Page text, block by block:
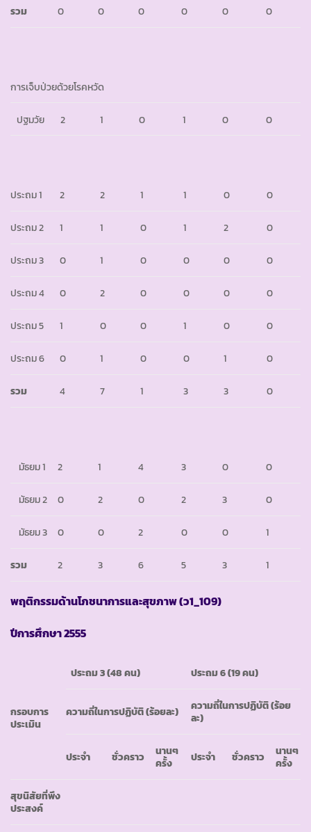
รวม 0 0 0 0 0 0
การเจ็บป่วยด้วยโรคหวัด
ปฐมวัย 2 1 0 1 0 0
ประถม 1 2 2 1 1 0 0
ประถม 2 1 1 0 1 2 0
ประถม 3 0 1 0 0 0 0
ประถม 4 0 2 0 0 0 0
ประถม 5 1 0 0 1 0 0
ประถม 6 0 1 0 0 1 0
รวม 4 7 1 3 3 0
มัธยม 1 2 1 4 3 0 0
มัธยม 2 0 2 0 2 3 0
มัธยม 3 0 0 2 0 0 1
รวม 2 3 6 5 3 1
พฤติกรรมด้านโภชนาการและสุขภาพ(ว1_109)
ปีการศึกษา2555
กรอบการ
ประเมิน
ประถม3 (48 คน) ประถม6 (19 คน)
ความถี่ในการปฏิบัติ(ร้อยละ) ความถี่ในการปฏิบัติ(ร้อย
ละ)
ประจำ ชั่วคราว
นานๆ
ครั้ง
ประจำ ชั่วคราว
นานๆ
ครั้ง
สุขนิสัยที่พึง
ประสงค์